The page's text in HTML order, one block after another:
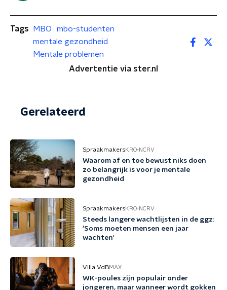
Tags MBO
mbo-studenten
mentale gezondheid
Mentale problemen
Advertentie via ster.nl
Gerelateerd
SpraakmakersKRO-NCRV
Waarom af en toe bewust niks doen
zo belangrijk is voor je mentale
gezondheid
SpraakmakersKRO-NCRV
Steeds langere wachtlijsten in de ggz:
'Soms moeten mensen een jaar
wachten'
Villa VdBMAX
WK-poules zijn populair onder
jongeren, maar wanneer wordt gokken